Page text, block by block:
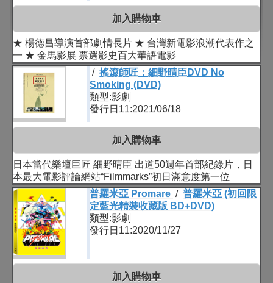
加入購物車
★ 楊德昌導演首部劇情長片 ★ 台灣新電影浪潮代表作之
一 ★ 金馬影展 票選影史百大華語電影
/ 搖滾師匠：細野晴臣DVD No
Smoking (DVD)
類型:影劇
發行日11:2021/06/18
加入購物車
日本當代樂壇巨匠 細野晴臣 出道50週年首部紀錄片，日
本最大電影評論網站“Filmmarks”初日滿意度第一位
普羅米亞 Promare / 普羅米亞 (初回限
定藍光精裝收藏版 BD+DVD)
類型:影劇
發行日11:2020/11/27
加入購物車